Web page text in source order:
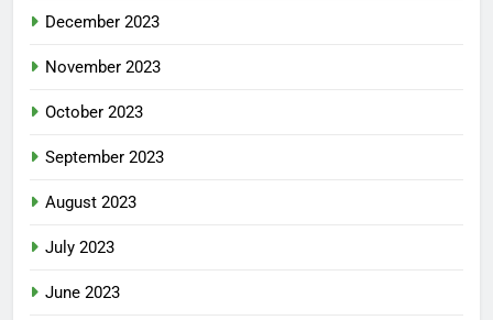
December 2023
November 2023
October 2023
September 2023
August 2023
July 2023
June 2023